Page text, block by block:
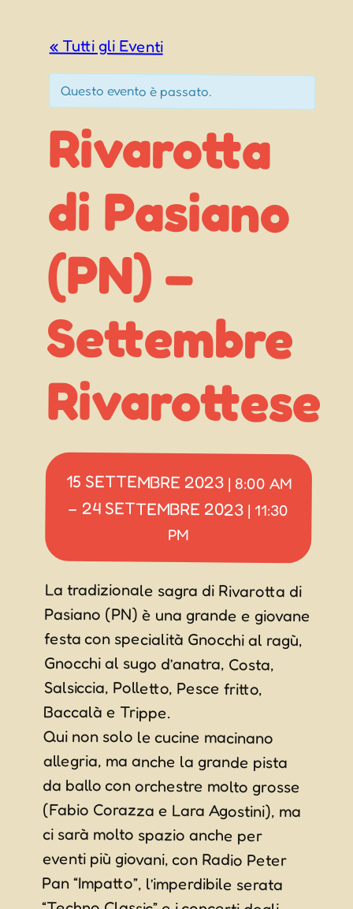
« Tutti gli Eventi
Questo evento è passato.
Rivarotta
di Pasiano
(PN) –
Settembre
Rivarottese
15 SETTEMBRE 2023 | 8:00 AM
– 24 SETTEMBRE 2023 | 11:30
PM
La tradizionale sagra di Rivarotta di
Pasiano (PN) è una grande e giovane
festa con specialità Gnocchi al ragù,
Gnocchi al sugo d’anatra, Costa,
Salsiccia, Polletto, Pesce fritto,
Baccalà e Trippe.
Qui non solo le cucine macinano
allegria, ma anche la grande pista
da ballo con orchestre molto grosse
(Fabio Corazza e Lara Agostini), ma
ci sarà molto spazio anche per
eventi più giovani, con Radio Peter
Pan “Impatto”, l’imperdibile serata
“Techno Classic” e i concerti degli